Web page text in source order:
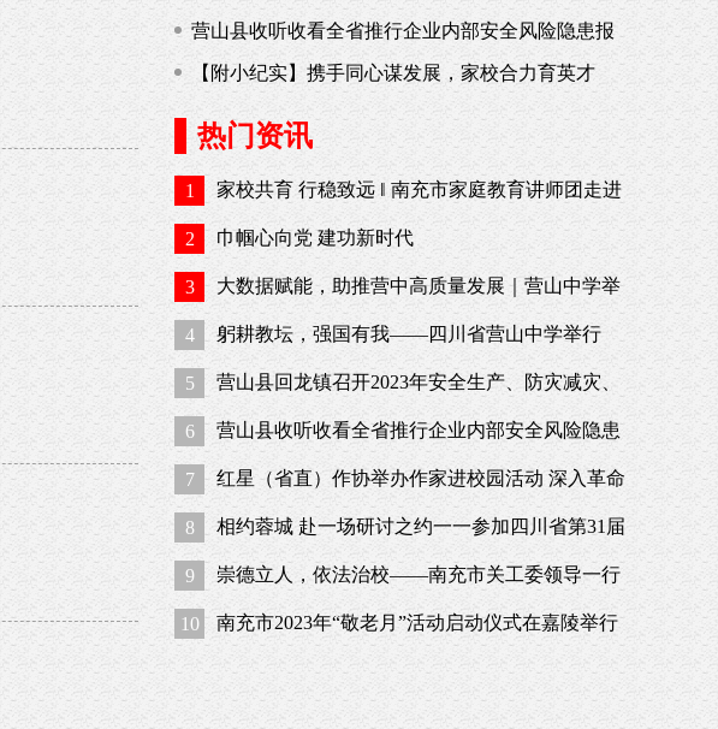
营山县收听收看全省推行企业内部安全风险隐患报
告奖励工作视频会议
【附小纪实】携手同心谋发展，家校合力育英才
热门资讯
1 家校共育 行稳致远 ‖ 南充市家庭教育讲师团走进
营山小桥中学校
2 巾帼心向党 建功新时代
3 大数据赋能，助推营中高质量发展｜营山中学举
办首届“数字赋能教育”论坛
4 躬耕教坛，强国有我——四川省营山中学举行
2023年秋季开学典礼暨教师节表彰大会
5 营山县回龙镇召开2023年安全生产、防灾减灾、
应急管理工作暨镇安委会第一次全体成员会议
6 营山县收听收看全省推行企业内部安全风险隐患
报告奖励工作视频会议
7 红星（省直）作协举办作家进校园活动 深入革命
老区营山县 ——助推百年名校高质量发展
8 相约蓉城 赴一场研讨之约一一参加四川省第31届
小学教育教学改革发展共同体学术研讨
9 崇德立人，依法治校——南充市关工委领导一行
调研指导高坪三中法制教育工作
10 南充市2023年“敬老月”活动启动仪式在嘉陵举行